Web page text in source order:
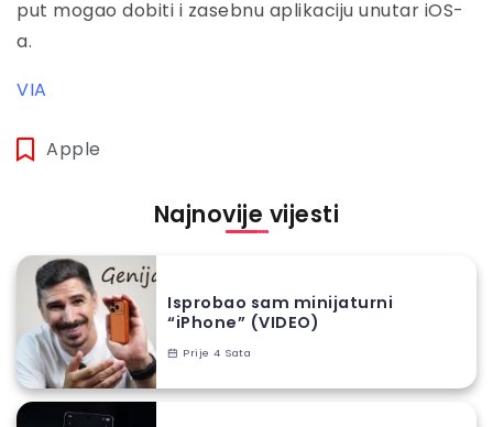
put mogao dobiti i zasebnu aplikaciju unutar iOS-
a.
VIA
Apple
Najnovije vijesti
Isprobao sam minijaturni
“iPhone” (VIDEO)
Prije 4 Sata